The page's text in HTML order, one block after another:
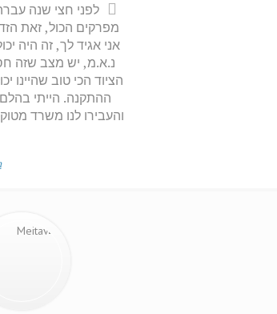
לפני חצי שנה
מפרקים הכול, זאת
אני אגיד לך, זה היה
נ.א.מ, יש מצב שזה
הציוד הכי טוב שהיינו
ההתקנה. הייתי
והעבירו לנו משרד